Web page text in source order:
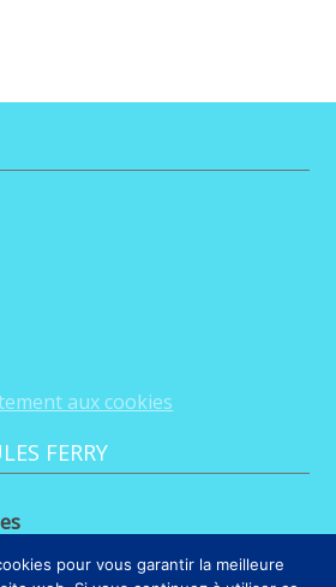
aux cookies
FERRY
pour vous garantir la meilleure